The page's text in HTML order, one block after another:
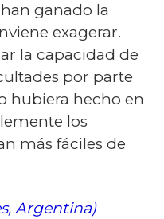
ganado la
exagerar.
la capacidad de
por parte
hubiera hecho en
los
más fáciles de
Argentina)